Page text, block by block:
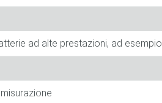
ad alte prestazioni, ad esempio